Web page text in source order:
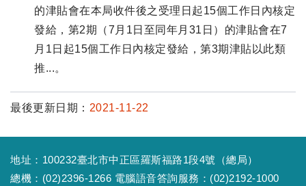
的津貼會在本局收件後之受理日起15個工作日內核定
發給，第2期（7月1日至同年月31日）的津貼會在7
月1日起15個工作日內核定發給，第3期津貼以此類
推...。
最後更新日期： 2021-11-22
地址：100232臺北市中正區羅斯福路1段4號（總局）
總機：(02)2396-1266 電腦語音答詢服務：(02)2192-1000